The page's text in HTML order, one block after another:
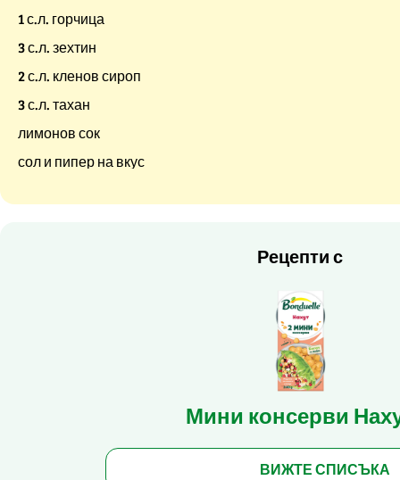
1 с.л. горчица
3 с.л. зехтин
2 с.л. кленов сироп
3 с.л. тахан
лимонов сок
сол и пипер на вкус
Рецепти с
Мини консерви
ВИЖТЕ СПИСЪКА